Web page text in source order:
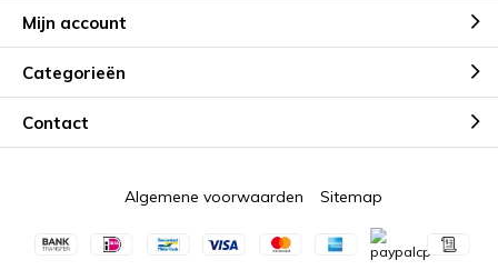
Mijn account
Categorieën
Contact
Algemene voorwaarden Sitemap